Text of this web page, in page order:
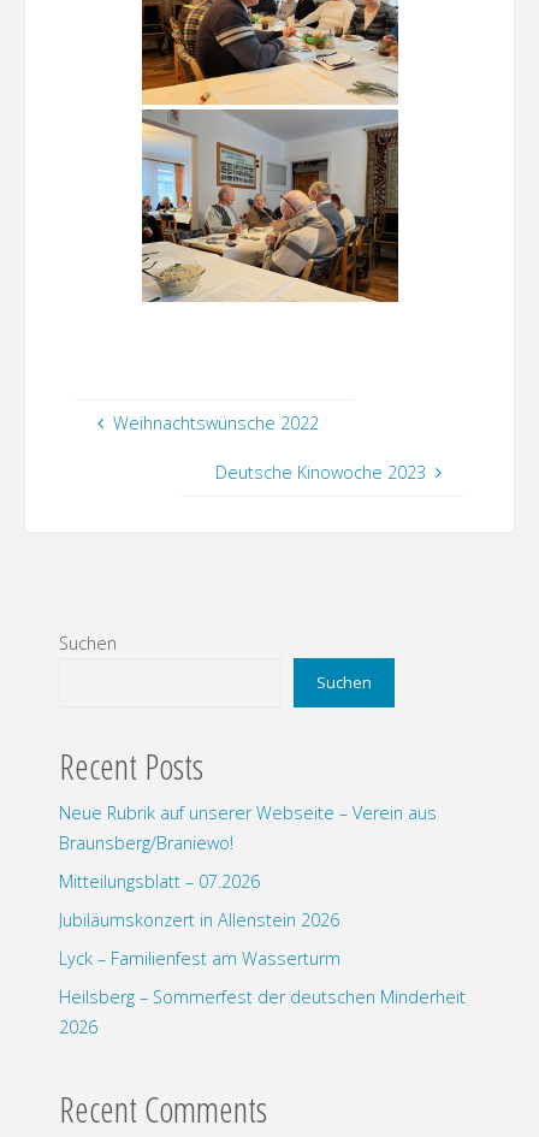
Weihnachtswünsche 2022
Deutsche Kinowoche 2023
Suchen
Suchen
Recent Posts
Neue Rubrik auf unserer Webseite – Verein aus
Braunsberg/Braniewo!
Mitteilungsblatt – 07.2026
Jubiläumskonzert in Allenstein 2026
Lyck – Familienfest am Wasserturm
Heilsberg – Sommerfest der deutschen Minderheit
2026
Recent Comments